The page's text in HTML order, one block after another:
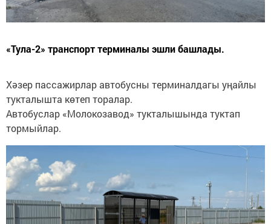
«Тула-2» транспорт терминалы эшли башлады.
Хәзер пассажирлар автобусны терминалдагы уңайлы
тукталышта көтеп торалар.
Автобуслар «Молокозавод» тукталышында туктап
тормыйлар.